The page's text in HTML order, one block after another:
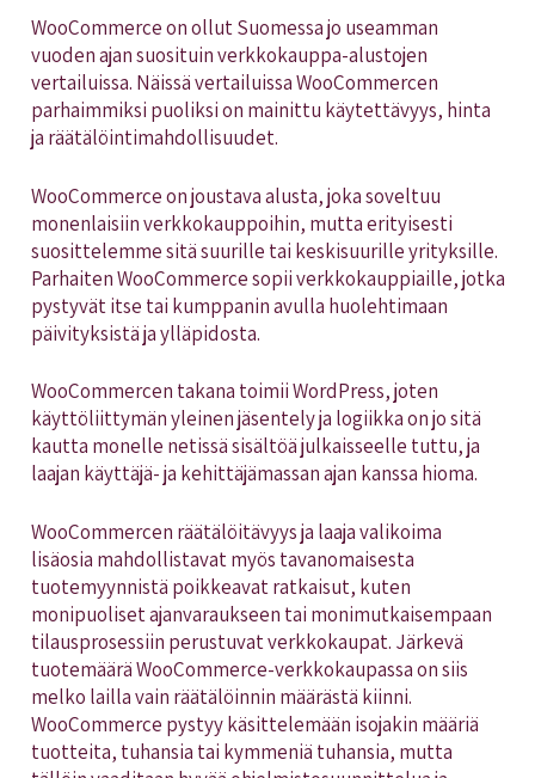
WooCommerce on ollut Suomessa jo useamman
vuoden ajan suosituin verkkokauppa-alustojen
vertailuissa. Näissä vertailuissa WooCommercen
parhaimmiksi puoliksi on mainittu käytettävyys, hinta
ja räätälöintimahdollisuudet.
WooCommerce on joustava alusta, joka soveltuu
monenlaisiin verkkokauppoihin, mutta erityisesti
suosittelemme sitä suurille tai keskisuurille yrityksille.
Parhaiten WooCommerce sopii verkkokauppiaille, jotka
pystyvät itse tai kumppanin avulla huolehtimaan
päivityksistä ja ylläpidosta.
WooCommercen takana toimii WordPress, joten
käyttöliittymän yleinen jäsentely ja logiikka on jo sitä
kautta monelle netissä sisältöä julkaisseelle tuttu, ja
laajan käyttäjä- ja kehittäjämassan ajan kanssa hioma.
WooCommercen räätälöitävyys ja laaja valikoima
lisäosia mahdollistavat myös tavanomaisesta
tuotemyynnistä poikkeavat ratkaisut, kuten
monipuoliset ajanvaraukseen tai monimutkaisempaan
tilausprosessiin perustuvat verkkokaupat. Järkevä
tuotemäärä WooCommerce-verkkokaupassa on siis
melko lailla vain räätälöinnin määrästä kiinni.
WooCommerce pystyy käsittelemään isojakin määriä
tuotteita, tuhansia tai kymmeniä tuhansia, mutta